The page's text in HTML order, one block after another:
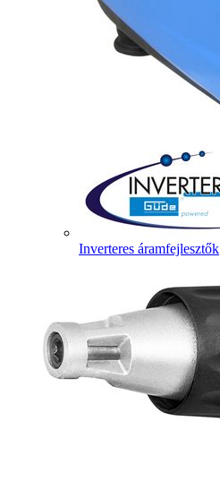
Inverteres áramfejlesztők